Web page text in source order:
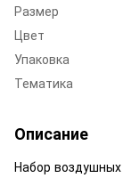
Размер
Цвет
Упаковка
Тематика
Описание
Набор